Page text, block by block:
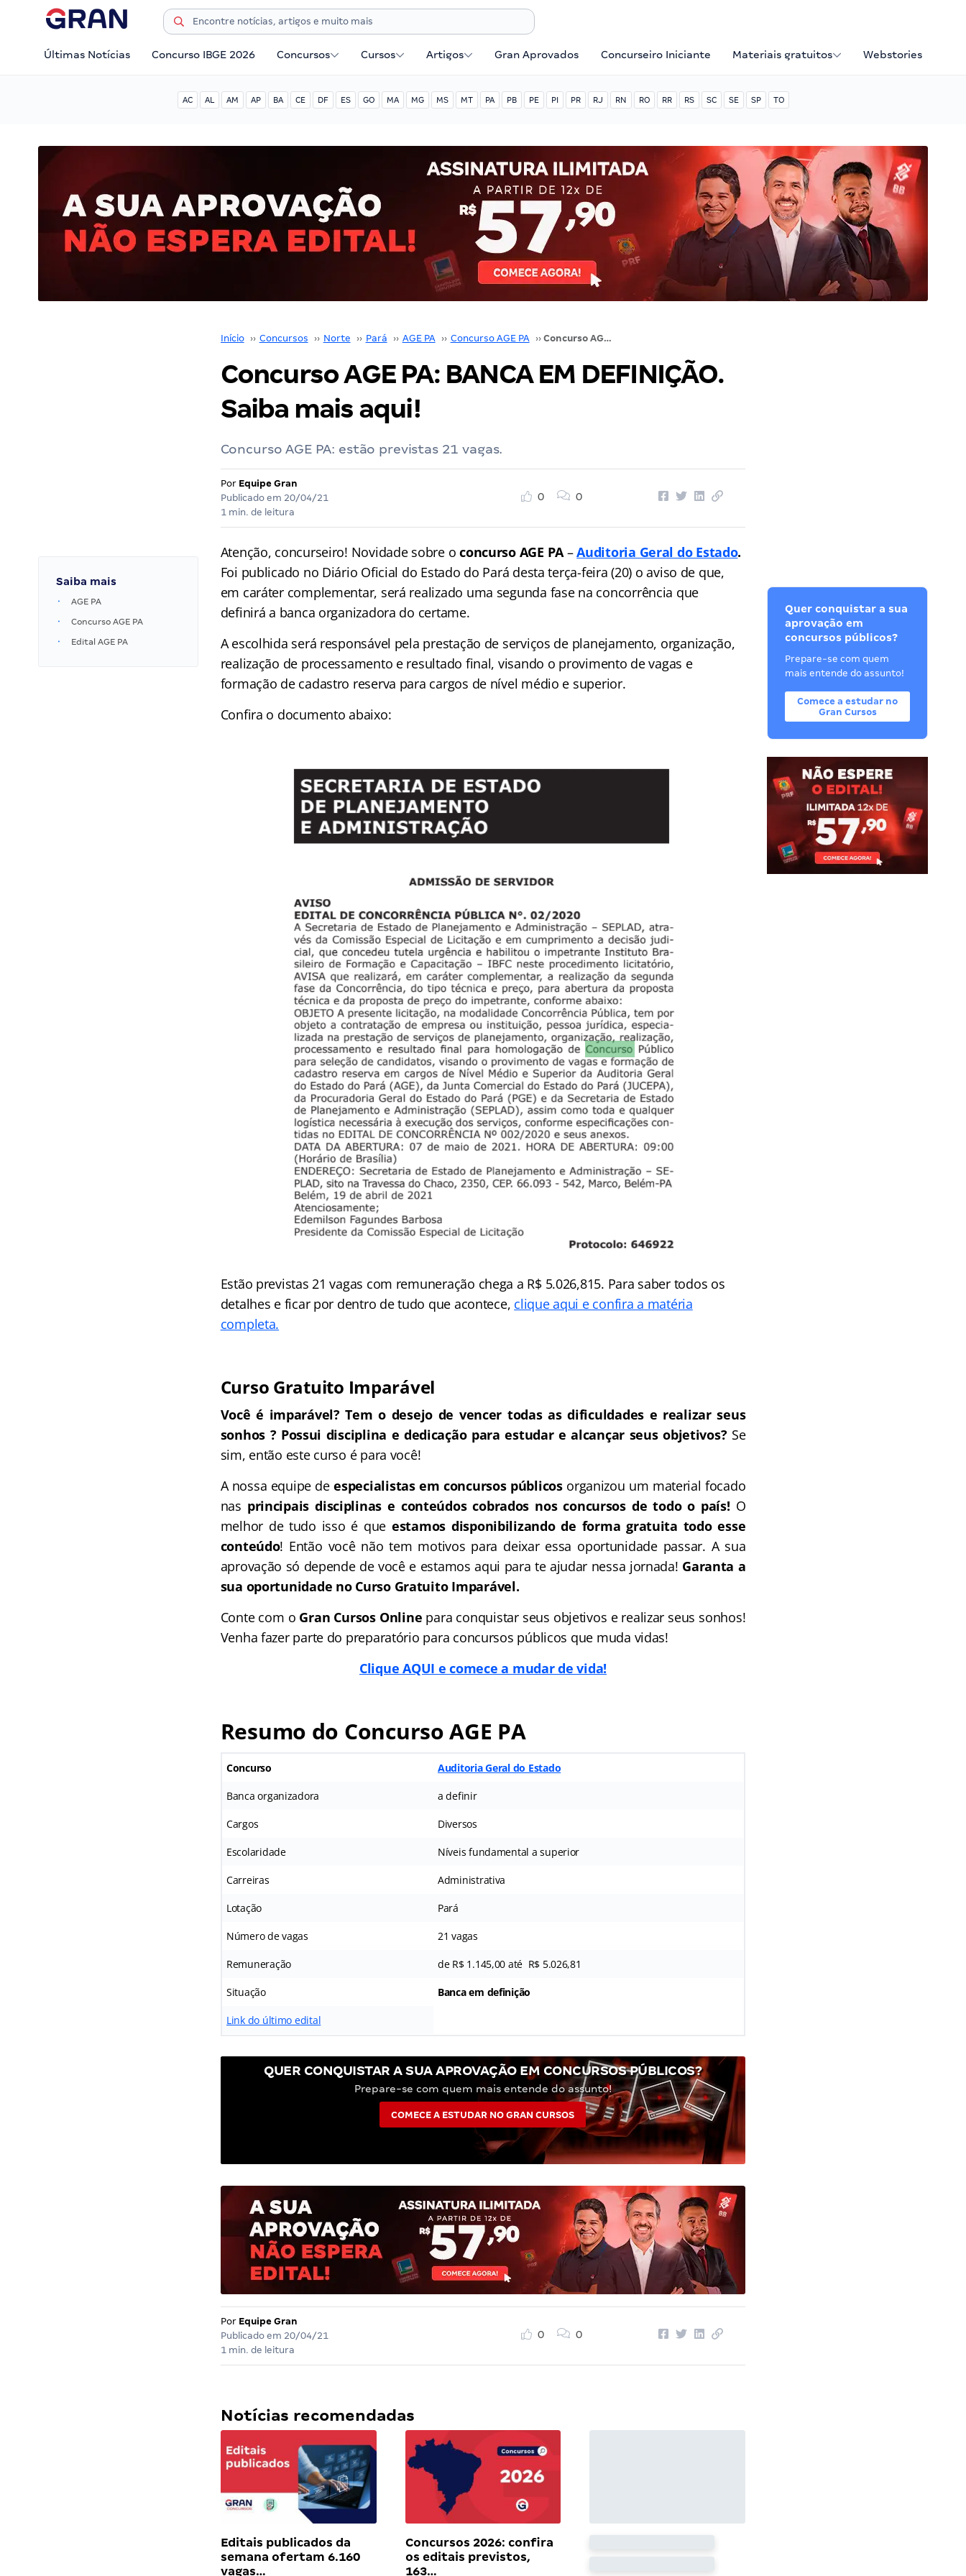
Últimas Notícias Concurso IBGE 2026 Concursos Cursos Artigos Gran Aprovados Concurseiro Iniciante Materiais gratuitos Webstories
AC AL AM AP BA CE DF ES GO MA MG MS MT PA PB PE PI PR RJ RN RO RR RS SC SE SP TO
Início ›› Concursos ›› Norte ›› Pará ›› AGE PA ›› Concurso AGE PA ›› Concurso AGE PA: BANCA EM DEFINIÇÃO. Saiba mais aqui!
Concurso AGE PA: BANCA EM DEFINIÇÃO.
Saiba mais aqui!
Concurso AGE PA: estão previstas 21 vagas.
Por Equipe Gran
Publicado em 20/04/21
1 min. de leitura
0 0
Saiba mais
AGE PA
Concurso AGE PA
Edital AGE PA
Atenção, concurseiro! Novidade sobre o concurso AGE PA–Auditoria Geral do Estado.
Foi publicado no Diário Oficial do Estado do Pará desta terça-feira (20) o aviso de que,
em caráter complementar, será realizado uma segunda fase na concorrência que
definirá a banca organizadora do certame.
A escolhida será responsável pela prestação de serviços de planejamento, organização,
realização de processamento e resultado final, visando o provimento de vagas e
formação de cadastro reserva para cargos de nível médio e superior.
Confira o documento abaixo:
Estão previstas 21 vagas com remuneração chega a R$ 5.026,815. Para saber todos os
detalhes e ficar por dentro de tudo que acontece, clique aqui e confira a matéria
completa.
Curso Gratuito Imparável
Você é imparável? Tem o desejo de vencer todas as dificuldades e realizar seus
sonhos ? Possui disciplina e dedicação para estudar e alcançar seus objetivos?Se
sim, então este curso é para você!
A nossa equipe deespecialistas em concursos públicosorganizou um material focado
nas principais disciplinas e conteúdos cobrados nos concursos de todo o país! O
melhor de tudo isso é que estamos disponibilizando de forma gratuita todo esse
conteúdo! Então você não tem motivos para deixar essa oportunidade passar. A sua
aprovação só depende de você e estamos aqui para te ajudar nessa jornada! Garanta a
sua oportunidade no Curso Gratuito Imparável.
Conte com o Gran Cursos Online para conquistar seus objetivos e realizar seus sonhos!
Venha fazer parte do preparatório para concursos públicos que muda vidas!
Clique AQUI e comece a mudar de vida!
Resumo do Concurso AGE PA
Concurso Auditoria Geral do Estado
Banca organizadora a definir
Cargos Diversos
Escolaridade Níveis fundamental a superior
Carreiras Administrativa
Lotação Pará
Número de vagas 21 vagas
Remuneração de R$ 1.145,00 até R$ 5.026,81
Situação Banca em definição
Link do último edital
QUER CONQUISTAR A SUA APROVAÇÃO EM CONCURSOS PÚBLICOS?
Prepare-se com quem mais entende do assunto!
COMECE A ESTUDAR NO GRAN CURSOS
Por Equipe Gran
Publicado em 20/04/21
1 min. de leitura
0 0
Notícias recomendadas
Editais publicados da
semana ofertam 6.160
vagas…
Concursos 2026: confira
os editais previstos,
163…
Quer conquistar a sua
aprovação em
concursos públicos?
Prepare-se com quem
mais entende do assunto!
Comece a estudar no
Gran Cursos